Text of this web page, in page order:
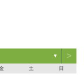
▼ >
土 日